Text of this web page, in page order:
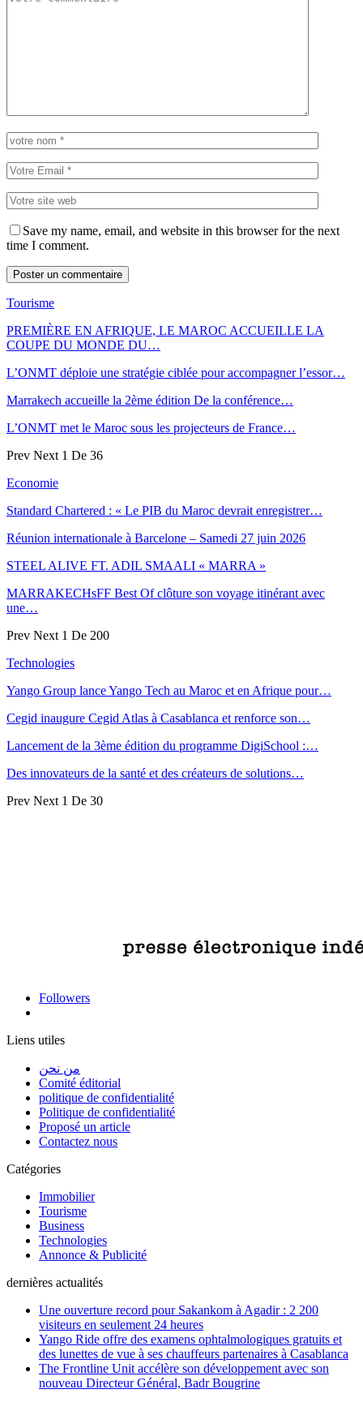
Save my name, email, and website in this browser for the next
time I comment.
Tourisme
PREMIÈRE EN AFRIQUE, LE MAROC ACCUEILLE LA
COUPE DU MONDE DU…
L’ONMT déploie une stratégie ciblée pour accompagner l’essor…
Marrakech accueille la 2ème édition De la conférence…
L’ONMT met le Maroc sous les projecteurs de France…
Prev Next 1 De 36
Economie
Standard Chartered : « Le PIB du Maroc devrait enregistrer…
Réunion internationale à Barcelone – Samedi 27 juin 2026
STEEL ALIVE FT. ADIL SMAALI « MARRA »
MARRAKECHsFF Best Of clôture son voyage itinérant avec
une…
Prev Next 1 De 200
Technologies
Yango Group lance Yango Tech au Maroc et en Afrique pour…
Cegid inaugure Cegid Atlas à Casablanca et renforce son…
Lancement de la 3ème édition du programme DigiSchool :…
Des innovateurs de la santé et des créateurs de solutions…
Prev Next 1 De 30
Followers
Liens utiles
من نحن
Comité éditorial
politique de confidentialité
Politique de confidentialité
Proposé un article
Contactez nous
Catégories
Immobilier
Tourisme
Business
Technologies
Annonce & Publicité
dernières actualités
Une ouverture record pour Sakankom à Agadir : 2 200
visiteurs en seulement 24 heures
Yango Ride offre des examens ophtalmologiques gratuits et
des lunettes de vue à ses chauffeurs partenaires à Casablanca
The Frontline Unit accélère son développement avec son
nouveau Directeur Général, Badr Bougrine